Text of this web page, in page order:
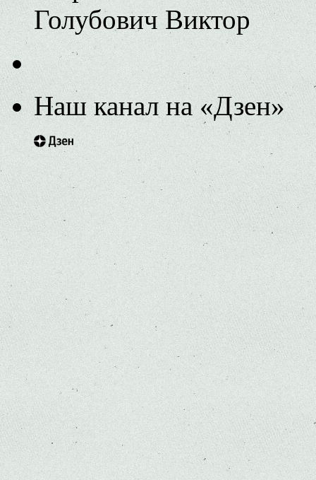
Голубович Виктор
Наш канал на «Дзен»